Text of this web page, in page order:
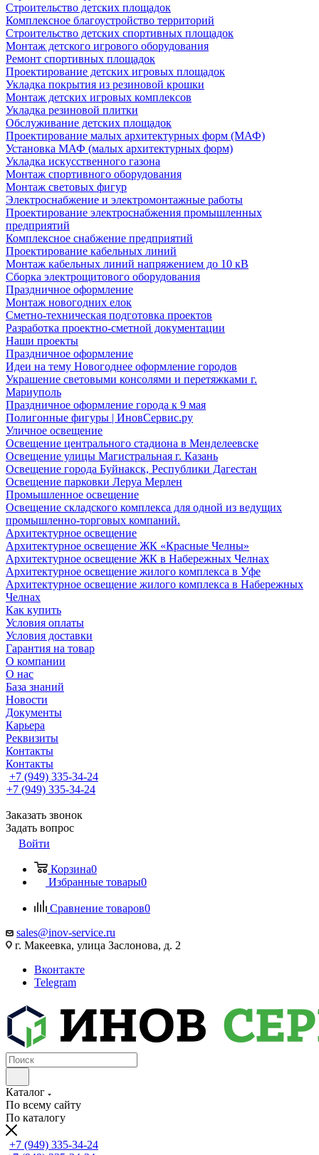
Строительство детских площадок
Комплексное благоустройство территорий
Строительство детских спортивных площадок
Монтаж детского игрового оборудования
Ремонт спортивных площадок
Проектирование детских игровых площадок
Укладка покрытия из резиновой крошки
Монтаж детских игровых комплексов
Укладка резиновой плитки
Обслуживание детских площадок
Проектирование малых архитектурных форм (МАФ)
Установка МАФ (малых архитектурных форм)
Укладка искусственного газона
Монтаж спортивного оборудования
Монтаж световых фигур
Электроснабжение и электромонтажные работы
Проектирование электроснабжения промышленных
предприятий
Комплексное снабжение предприятий
Проектирование кабельных линий
Монтаж кабельных линий напряжением до 10 кВ
Сборка электрощитового оборудования
Праздничное оформление
Монтаж новогодних елок
Сметно-техническая подготовка проектов
Разработка проектно-сметной документации
Наши проекты
Праздничное оформление
Идеи на тему Новогоднее оформление городов
Украшение световыми консолями и перетяжками г.
Мариуполь
Праздничное оформление города к 9 мая
Полигонные фигуры | ИновСервис.ру
Уличное освещение
Освещение центрального стадиона в Менделеевске
Освещение улицы Магистральная г. Казань
Освещение города Буйнакск, Республики Дагестан
Освещение парковки Леруа Мерлен
Промышленное освещение
Освещение складского комплекса для одной из ведущих
промышленно-торговых компаний.
Архитектурное освещение
Архитектурное освещение ЖК «Красные Челны»
Архитектурное освещение ЖК в Набережных Челнах
Архитектурное освещение жилого комплекса в Уфе
Архитектурное освещение жилого комплекса в Набережных
Челнах
Как купить
Условия оплаты
Условия доставки
Гарантия на товар
О компании
О нас
База знаний
Новости
Документы
Карьера
Реквизиты
Контакты
Контакты
+7 (949) 335-34-24
+7 (949) 335-34-24
Заказать звонок
Задать вопрос
Войти
Корзина0
Избранные товары0
Сравнение товаров0
sales@inov-service.ru
г. Макеевка, улица Заслонова, д. 2
Вконтакте
Telegram
Каталог
По всему сайту
По каталогу
+7 (949) 335-34-24